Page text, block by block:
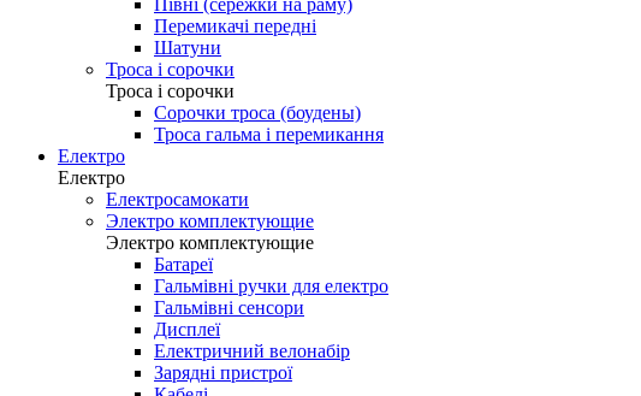
Перемикачі передні
Шатуни
Троса і сорочки
Троса і сорочки
Сорочки троса (боудены)
Троса гальма і перемикання
Електро
Електро
Електросамокати
Электро комплектующие
Электро комплектующие
Батареї
Гальмівні ручки для електро
Гальмівні сенсори
Дисплеї
Електричний велонабір
Зарядні пристрої